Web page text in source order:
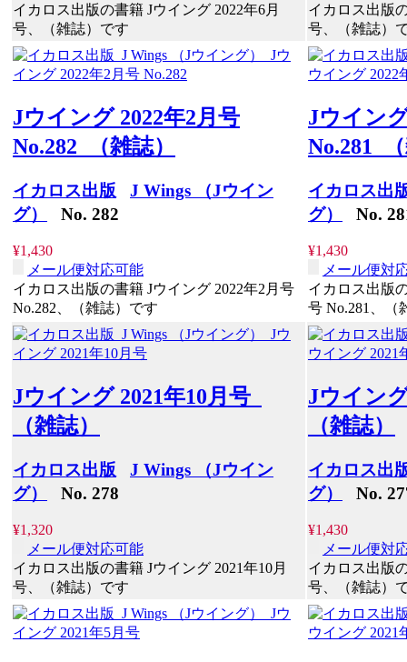
イカロス出版の書籍 Jウイング 2022年6月
号、（雑誌）です
イカロス出版
号、（雑誌）
Jウイング 2022年2月号
No.282 （雑誌）
イカロス出版
J Wings （Jウイン
グ）
No. 282
¥1,430
メール便対応可能
イカロス出版の書籍 Jウイング 2022年2月号
No.282、（雑誌）です
Jウイン
No.281
イカロス出
グ）
No.
¥1,430
メール便対
イカロス出版
号 No.281、（
Jウイング 2021年10月号
（雑誌）
イカロス出版
J Wings （Jウイン
グ）
No. 278
¥1,320
メール便対応可能
イカロス出版の書籍 Jウイング 2021年10月
号、（雑誌）です
Jウイン
（雑誌）
イカロス出
グ）
No.
¥1,430
メール便対
イカロス出版
号、（雑誌）